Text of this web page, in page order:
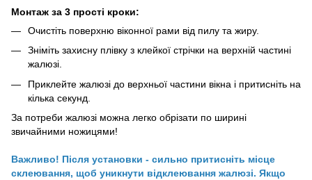
Монтаж за 3 прості кроки:
Очистіть поверхню віконної рами від пилу та жиру.
Зніміть захисну плівку з клейкої стрічки на верхній частині
жалюзі.
Приклейте жалюзі до верхньої частини вікна і притисніть на
кілька секунд.
За потреби жалюзі можна легко обрізати по ширині
звичайними ножицями!
Важливо! Після установки - сильно притисніть місце
склеювання, щоб уникнути відклеювання жалюзі. Якщо